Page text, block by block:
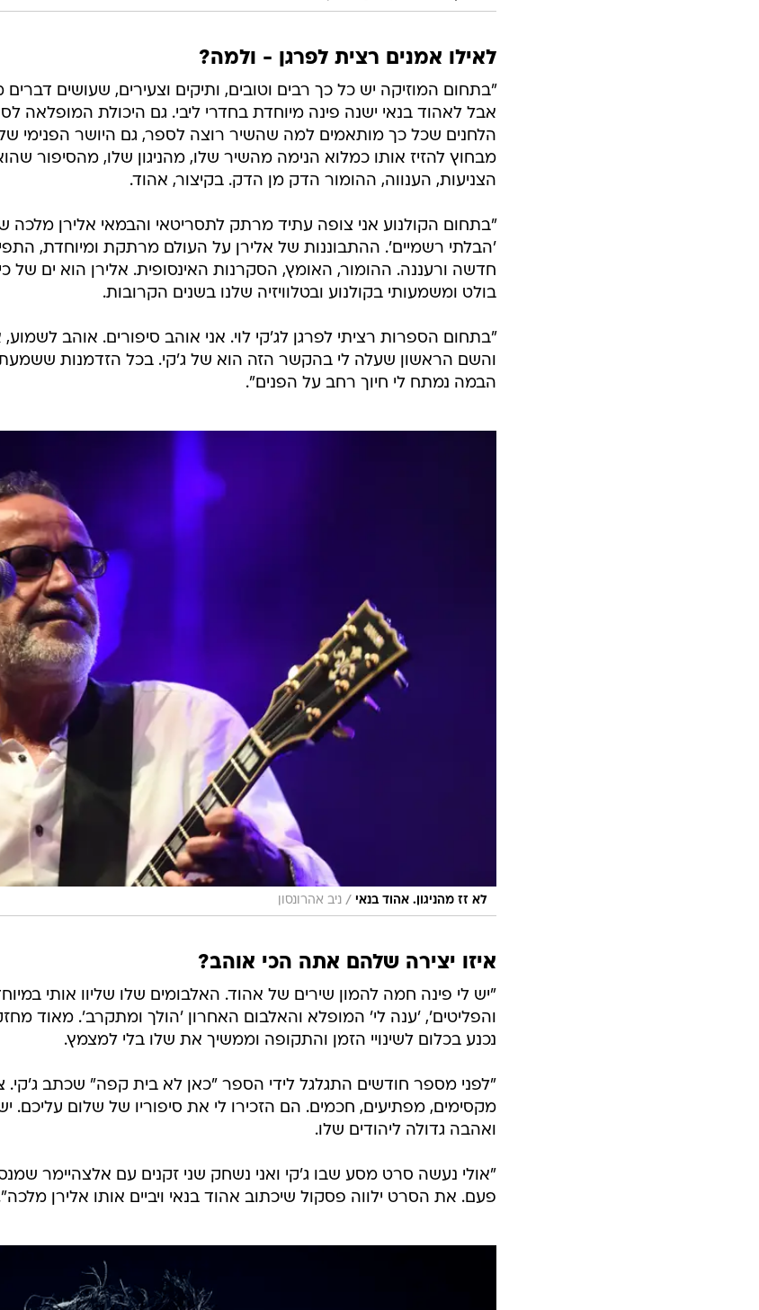
לאילו אמנים רצית לפרגן - ולמה?
"בתחום המוזיקה יש כל כך רבים וטובים, ותיקים וצעירים, שעושים
אבל לאהוד בנאי ישנה פינה מיוחדת בחדרי ליבי. גם היכולת המופלאה
הלחנים שכל כך מותאמים למה שהשיר רוצה לספר, גם היושר הפנימי
מבחוץ להזיז אותו כמלוא הנימה מהשיר שלו, מהניגון שלו, מהסיפור
הצניעות, הענווה, ההומור הדק מן הדק. בקיצור, אהוד.
"בתחום הקולנוע אני צופה עתיד מרתק לתסריטאי והבמאי אלירן מלכה
'הבלתי רשמיים'. ההתבוננות של אלירן על העולם מרתקת ומיוחדת,
חדשה ורעננה. ההומור, האומץ, הסקרנות האינסופית. אלירן הוא ים של
בולט ומשמעותי בקולנוע ובטלוויזיה שלנו בשנים הקרובות.
"בתחום הספרות רציתי לפרגן לג'קי לוי. אני אוהב סיפורים. אוהב
והשם הראשון שעלה לי בהקשר הזה הוא של ג'קי. בכל הזדמנות
הבמה נמתח לי חיוך רחב על הפנים".
לא זז מהניגון. אהוד בנאי / ניב אהרונסון
איזו יצירה שלהם אתה הכי אוהב?
"יש לי פינה חמה להמון שירים של אהוד. האלבומים שלו שליוו אותי
והפליטים', 'ענה לי' המופלא והאלבום האחרון 'הולך ומתקרב'. מאוד
נכנע בכלום לשינויי הזמן והתקופה וממשיך את שלו בלי למצמץ.
"לפני מספר חודשים התגלגל לידי הספר "כאן לא בית קפה" שכתב ג'קי.
מקסימים, מפתיעים, חכמים. הם הזכירו לי את סיפוריו של שלום עליכם.
ואהבה גדולה ליהודים שלו.
"אולי נעשה סרט מסע שבו ג'קי ואני נשחק שני זקנים עם אלצהיימר
פעם. את הסרט ילווה פסקול שיכתוב אהוד בנאי ויביים אותו אלירן